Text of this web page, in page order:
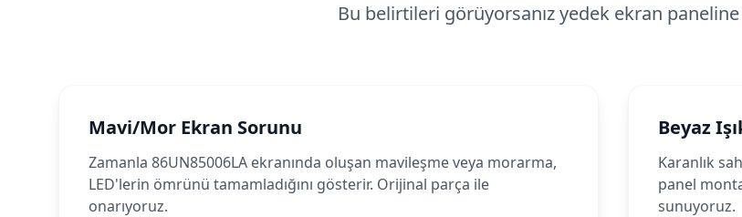
Bu belirtileri görüyorsanız yedek ekran paneline
Mavi/Mor Ekran Sorunu
Zamanla 86UN85006LA ekranında oluşan mavileşme veya morarma,
LED'lerin ömrünü tamamladığını gösterir. Orijinal parça ile
onarıyoruz.
Beyaz
Karanlık
panel
sunuyoruz.